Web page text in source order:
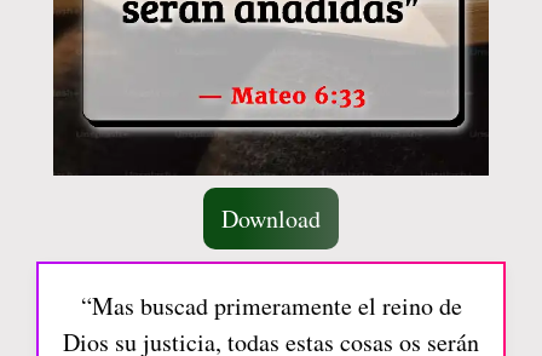
Download
“Mas buscad primeramente el reino de
Dios su justicia, todas estas cosas os serán